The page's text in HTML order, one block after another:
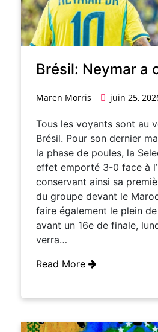
Brésil: Neymar a
Maren Morris juin 25,
Tous les voyants sont au
Brésil. Pour son dernier
la phase de poules, la
effet emporté 3-0 face à
conservant ainsi sa
du groupe devant le
faire également le plein
avant un 16e de finale,
verra…
Read More